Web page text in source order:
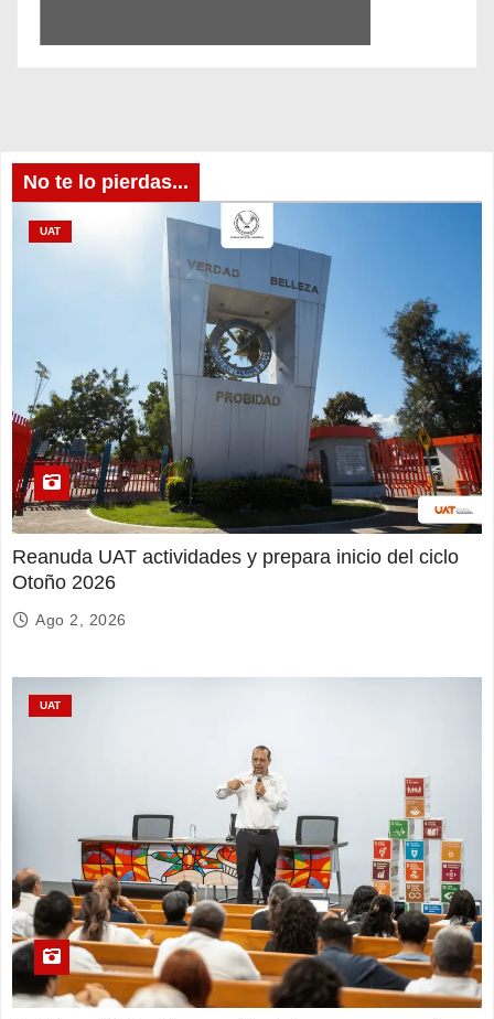
No te lo pierdas...
UAT
Reanuda UAT actividades y prepara inicio del ciclo
Otoño 2026
Ago 2, 2026
UAT